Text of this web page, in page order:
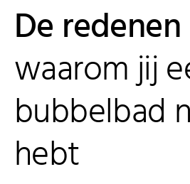
De redenen
waarom jij
bubbelbad
hebt